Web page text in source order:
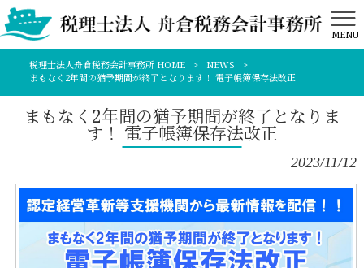
MENU
税理士法人舟倉税務会計事務所 HOME > NEWS
>
まもなく2年間の猶予期間が終了となります！ 電子帳簿保存法改正
まもなく2年間の猶予期間が終了となりま
す！ 電子帳簿保存法改正
2023/11/12